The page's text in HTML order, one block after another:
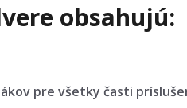
obsahujú:
pre všetky časti